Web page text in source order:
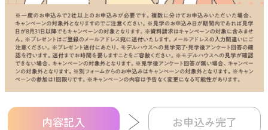
内容記入 お申込み完了